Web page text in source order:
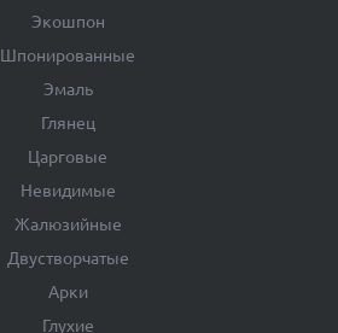
Экошпон
Шпонированные
Эмаль
Глянец
Царговые
Невидимые
Жалюзийные
Двустворчатые
Арки
Глухие